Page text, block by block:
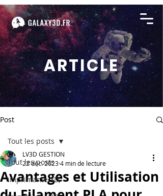
ARTICLE
Post
Tout les posts
imprimante 3D,
Tout les posts
Avantages et Utilisation
LV3D GESTION
22 déc. 20234 min de lecture